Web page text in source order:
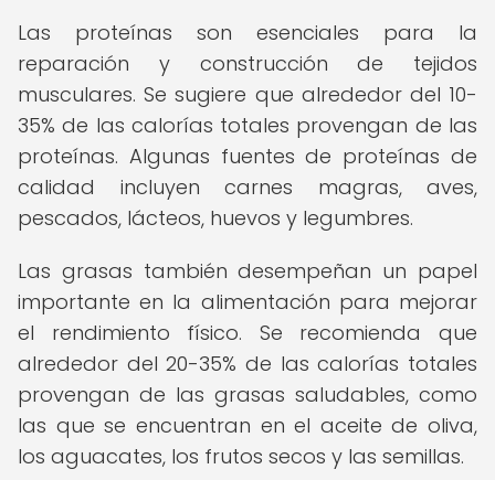
Las proteínas son esenciales para la
reparación y construcción de tejidos
musculares. Se sugiere que alrededor del 10-
35% de las calorías totales provengan de las
proteínas. Algunas fuentes de proteínas de
calidad incluyen carnes magras, aves,
pescados, lácteos, huevos y legumbres.
Las grasas también desempeñan un papel
importante en la alimentación para mejorar
el rendimiento físico. Se recomienda que
alrededor del 20-35% de las calorías totales
provengan de las grasas saludables, como
las que se encuentran en el aceite de oliva,
los aguacates, los frutos secos y las semillas.